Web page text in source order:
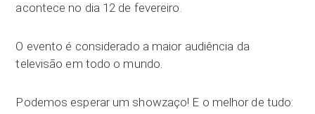
acontece no dia 12 de fevereiro.
O evento é considerado a maior audiência da
televisão em todo o mundo.
Podemos esperar um showzaço! E o melhor de tudo: